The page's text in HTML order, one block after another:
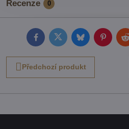
Recenze 0
FacebookTwitterBlueskyPinterest
Předchozí produkt